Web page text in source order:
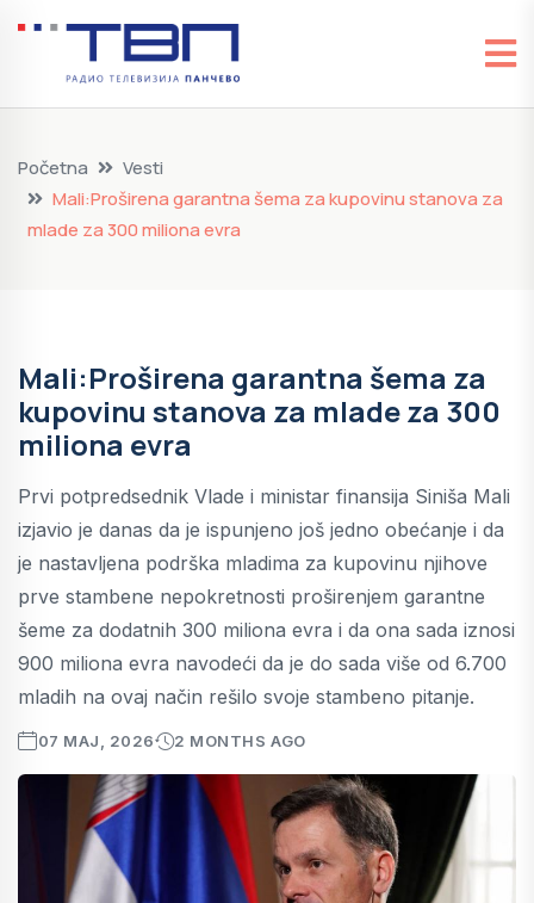
Početna
Vesti
Mali:Proširena garantna šema za kupovinu stanova za
mlade za 300 miliona evra
Mali:Proširena garantna šema za
kupovinu stanova za mlade za 300
miliona evra
Prvi potpredsednik Vlade i ministar finansija Siniša Mali
izjavio je danas da je ispunjeno još jedno obećanje i da
je nastavljena podrška mladima za kupovinu njihove
prve stambene nepokretnosti proširenjem garantne
šeme za dodatnih 300 miliona evra i da ona sada iznosi
900 miliona evra navodeći da je do sada više od 6.700
mladih na ovaj način rešilo svoje stambeno pitanje.
07 MAJ, 2026 2 MONTHS AGO